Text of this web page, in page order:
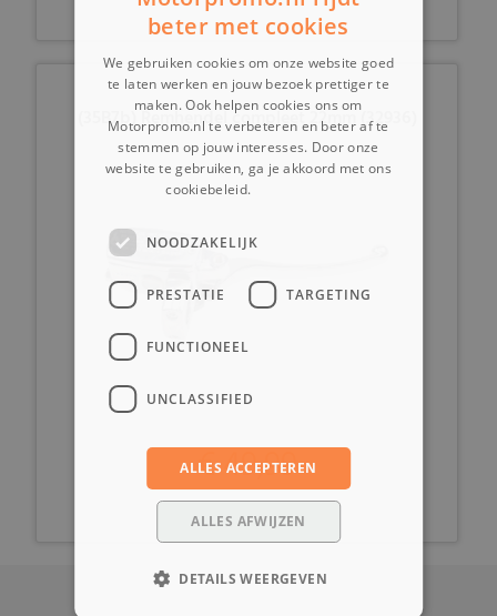
(35B7b) Remhendel compleet 22mm (32936)
€ 49,99
beter met cookies
We gebruiken cookies om onze website goed
te laten werken en jouw bezoek prettiger te
maken. Ook helpen cookies ons om
Motorpromo.nl te verbeteren en beter af te
stemmen op jouw interesses. Door onze
website te gebruiken, ga je akkoord met ons
cookiebeleid.
NOODZAKELIJK
PRESTATIE TARGETING
FUNCTIONEEL
UNCLASSIFIED
ALLES ACCEPTEREN
ALLES AFWIJZEN
DETAILS WEERGEVEN